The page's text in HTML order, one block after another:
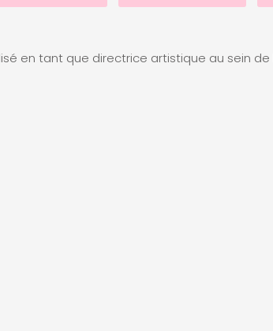
en tant que directrice artistique au sein de